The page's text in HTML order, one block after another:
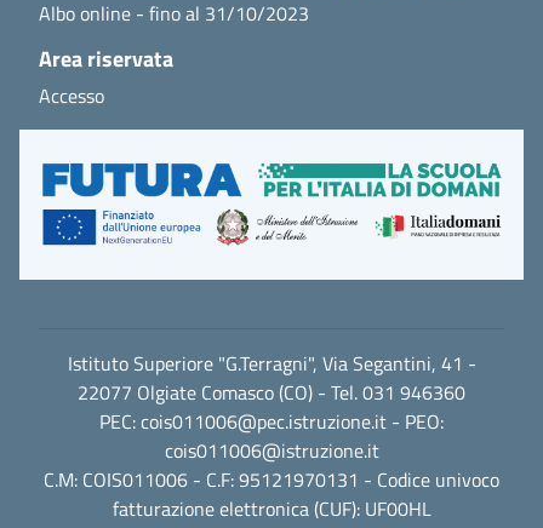
Albo online - fino al 31/10/2023
Area riservata
Accesso
Istituto Superiore "G.Terragni", Via Segantini, 41 -
22077 Olgiate Comasco (CO) - Tel. 031 946360
PEC:cois011006@pec.istruzione.it - PEO:
cois011006@istruzione.it
C.M: COIS011006 - C.F: 95121970131 - Codice univoco
fatturazione elettronica (CUF): UF00HL